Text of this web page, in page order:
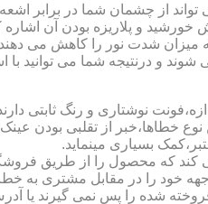
از چشمان شما در برابر
باشد می توان به محافظت 100 درصد در برابر اشعه
شدت نور را کاهش می دهند
و درنتیجه شما می توانید با
نوشتاری و رنگ ثابتی
خطاها،خبر از تقلبی بودن
بسیاری مینماید.
محصول را از طریق فروشگاه
خود را در مقابل مشتری به
شده را پس نمی گیرند یا